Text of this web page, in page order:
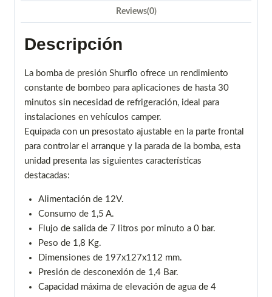
Reviews(0)
Descripción
La bomba de presión Shurflo ofrece un rendimiento
constante de bombeo para aplicaciones de hasta 30
minutos sin necesidad de refrigeración, ideal para
instalaciones en vehículos camper.
Equipada con un presostato ajustable en la parte frontal
para controlar el arranque y la parada de la bomba, esta
unidad presenta las siguientes características
destacadas:
Alimentación de 12V.
Consumo de 1,5 A.
Flujo de salida de 7 litros por minuto a 0 bar.
Peso de 1,8 Kg.
Dimensiones de 197x127x112 mm.
Presión de desconexión de 1,4 Bar.
Capacidad máxima de elevación de agua de 4